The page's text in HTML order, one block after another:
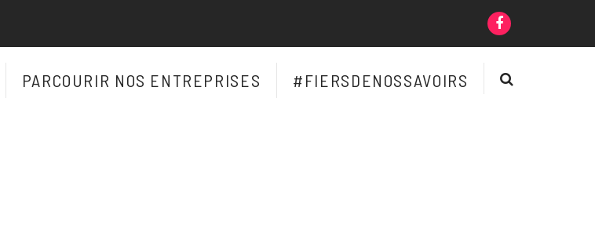
LIEN
VERS
LE
COMPTE
PARCOURIR NOS ENTREPRISES #FIERSDENOSSAVOIRS